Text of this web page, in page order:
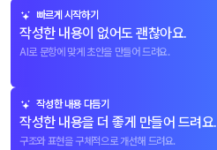
빠르게 시작하기
작성한 내용이 없어도 괜찮아요.
AI로 문항에 맞게 초안을 만들어 드려요.
작성한 내용 다듬기
작성한 내용을 더 좋게 만들어 드려요.
구조와 표현을 구체적으로 개선해 드려요.